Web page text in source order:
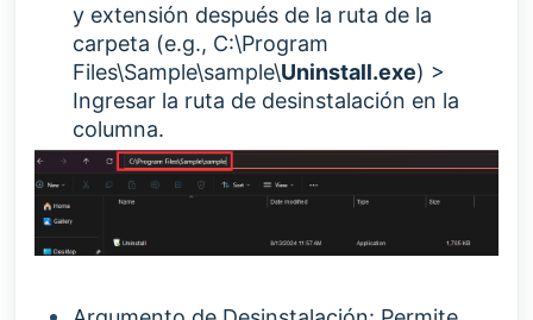
y extensión después de la ruta de la
carpeta (e.g., C:\Program
Files\Sample\sample\Uninstall.exe) >
Ingresar la ruta de desinstalación en la
columna.